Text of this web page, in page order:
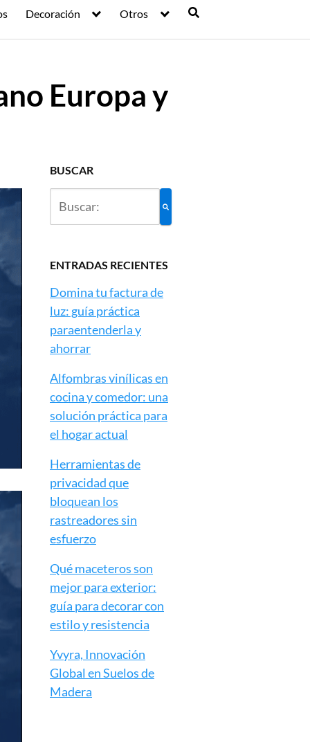
Decoración Otros
Europa y
BUSCAR
ENTRADAS RECIENTES
Domina tu factura de
luz: guía práctica
paraentenderla y
ahorrar
Alfombras vinílicas en
cocina y comedor: una
solución práctica para
el hogar actual
Herramientas de
privacidad que
bloquean los
rastreadores sin
esfuerzo
Qué maceteros son
mejor para exterior:
guía para decorar con
estilo y resistencia
Yvyra, Innovación
Global en Suelos de
Madera